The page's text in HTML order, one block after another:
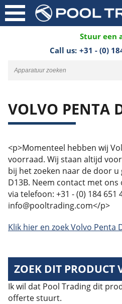
Stuur een
Call us: +31 - (0)
VOLVO PENTA
<p>Momenteel hebben wij
voorraad. Wij staan altijd
bij het zoeken naar de door u
D13B. Neem contact met
via telefoon: +31 - (0) 184 651
info@pooltrading.com</p>
Klik hier en zoek Volvo Penta
ZOEK DIT PRODUCT
Ik wil dat Pool Trading dit
offerte stuurt.